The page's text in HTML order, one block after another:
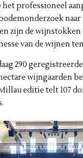
professioneel
naar
zijn de wijnstokken
van de wijnen
290
wijngaarden
editie telt 107